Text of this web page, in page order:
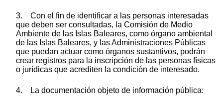
3. Con el fin de identificar a las personas interesadas
que deben ser consultadas, la Comisión de Medio
Ambiente de las Islas Baleares, como órgano ambiental
de las Islas Baleares, y las Administraciones Públicas
que puedan actuar como órganos sustantivos, podrán
crear registros para la inscripción de las personas físicas
o jurídicas que acrediten la condición de interesado.
4. La documentación objeto de información pública: